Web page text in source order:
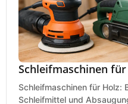
Schleifmaschinen
Schleifmaschinen für Holz:
Schleifmittel und